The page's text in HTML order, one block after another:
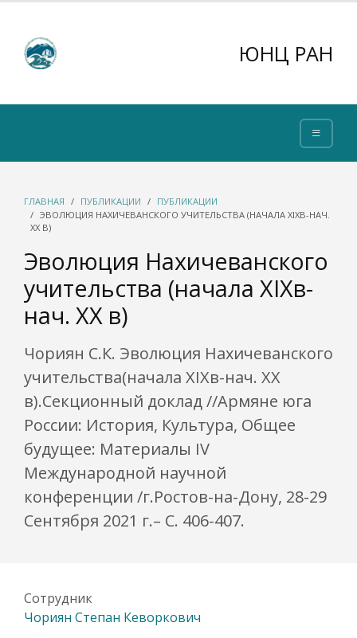
ЮНЦ РАН
ГЛАВНАЯ ПУБЛИКАЦИИ
ПУБЛИКАЦИИ
ЭВОЛЮЦИЯ НАХИЧЕВАНСКОГО УЧИТЕЛЬСТВА (НАЧАЛА XIXВ-НАЧ.
XX В)
Эволюция Нахичеванского
учительства (начала XIXв-
нач. XX в)
Чориян С.К. Эволюция Нахичеванского
учительства(начала XIXв-нач. XX
в).Секционный доклад //Армяне юга
России: История, Культура, Общее
будущее: Материалы IV
Международной научной
конференции /г.Ростов-на-Дону, 28-29
Сентября 2021 г.– С. 406-407.
Сотрудник
Чориян Степан Кеворкович